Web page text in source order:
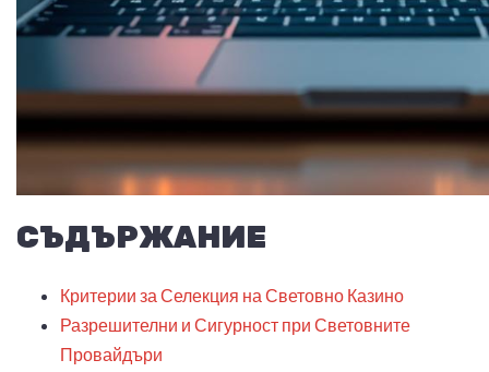
СЪДЪРЖАНИЕ
Критерии за Селекция на Световно Казино
Разрешителни и Сигурност при Световните
Провайдъри